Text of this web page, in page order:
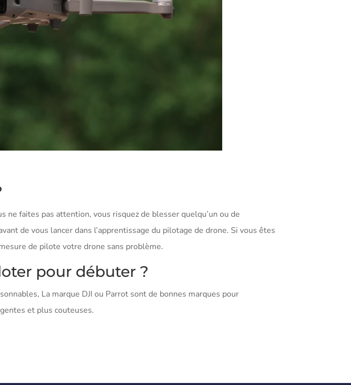
ne faites pas attention, vous risquez de blesser quelqu’un ou de
de vous lancer dans l’apprentissage du pilotage de drone. Si vous êtes
de pilote votre drone sans problème.
pour débuter ?
La marque DJI ou Parrot sont de bonnes marques pour
et plus couteuses.